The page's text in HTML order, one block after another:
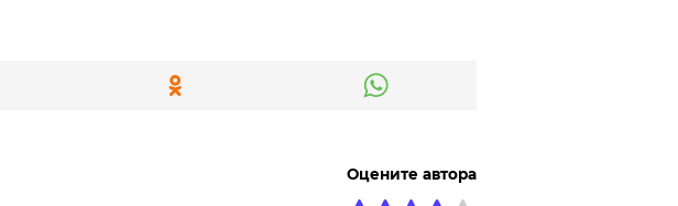
Оцените автора